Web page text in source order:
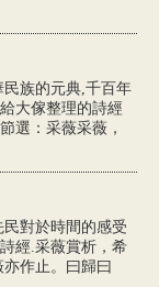
民族的元典,千百年
大傢整理的詩經
選：采薇采薇，
民對於時間的感受
經.采薇賞析，希
作止。曰歸曰